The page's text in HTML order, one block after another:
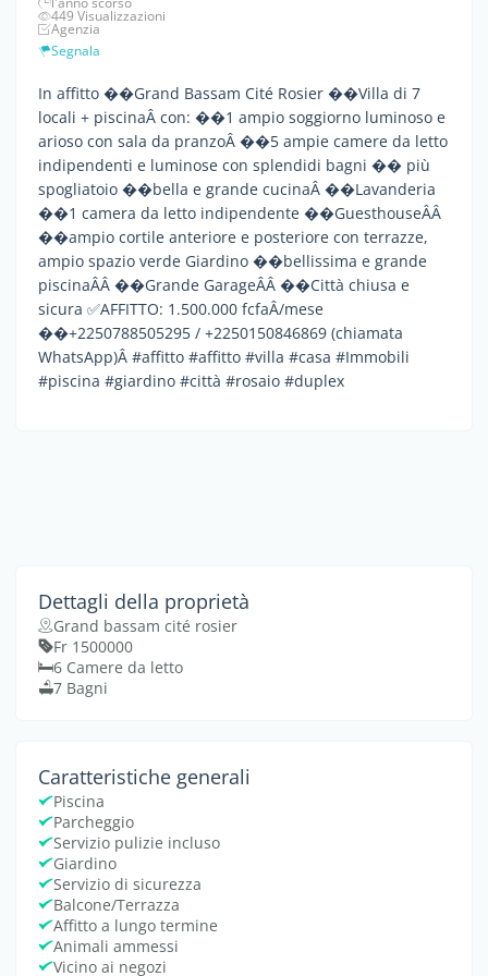
449 Visualizzazioni
Agenzia
Segnala
In affitto ��Grand Bassam Cité Rosier ��Villa di 7
locali + piscinaÂ con: ��1 ampio soggiorno luminoso e
arioso con sala da pranzoÂ ��5 ampie camere da letto
indipendenti e luminose con splendidi bagni �� più
spogliatoio ��bella e grande cucinaÂ ��Lavanderia
��1 camera da letto indipendente ��GuesthouseÂÂ
��ampio cortile anteriore e posteriore con terrazze,
ampio spazio verde Giardino ��bellissima e grande
piscinaÂÂ ��Grande GarageÂÂ ��Città chiusa e
sicura ✅AFFITTO: 1.500.000 fcfaÂ/mese
��+2250788505295 / +2250150846869 (chiamata
WhatsApp)Â #affitto #affitto #villa #casa #Immobili
#piscina #giardino #città #rosaio #duplex
Dettagli della proprietà
Grand bassam cité rosier
Fr 1500000
6 Camere da letto
7 Bagni
Caratteristiche generali
Piscina
Parcheggio
Servizio pulizie incluso
Giardino
Servizio di sicurezza
Balcone/Terrazza
Affitto a lungo termine
Animali ammessi
Vicino ai negozi